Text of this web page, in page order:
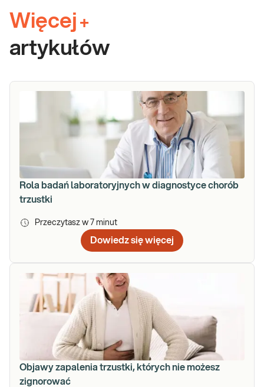
Więcej +
artykułów
Rola badań laboratoryjnych w diagnostyce chorób
trzustki
Przeczytasz w 7 minut
Dowiedz się więcej
Objawy zapalenia trzustki, których nie możesz
zignorować